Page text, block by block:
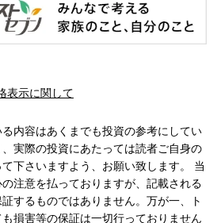
表示に関して
内容はあくまでも投資の参考にしてい
実際の投資にあたっては読者ご自身の
下さいますよう、お願い致します。 当
注意を払っておりますが、記載される
するものではありません。万が一、ト
損害等の保証は一切行っておりません